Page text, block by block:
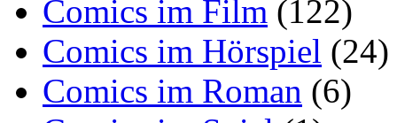
Comics im Film (122)
Comics im Hörspiel (24)
Comics im Roman (6)